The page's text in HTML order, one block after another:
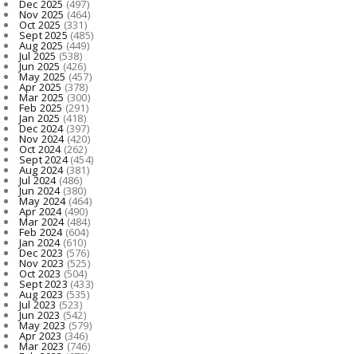
Dec 2025 (497)
Nov 2025 (464)
Oct 2025 (331)
Sept 2025 (485)
Aug 2025 (449)
Jul 2025 (538)
Jun 2025(426)
May 2025(457)
Apr 2025 (378)
Mar 2025 (300)
Feb 2025 (291)
Jan 2025 (418)
Dec 2024(397)
Nov 2024(420)
Oct 2024(262)
Sept 2024(454)
Aug 2024(381)
Jul 2024(486)
Jun 2024(380)
May 2024(464)
Apr 2024(490)
Mar 2024(484)
Feb 2024(604)
Jan 2024(610)
Dec 2023(576)
Nov 2023 (525)
Oct 2023 (504)
Sept 2023 (433)
Aug 2023 (535)
Jul 2023 (523)
Jun 2023(542)
May 2023(579)
Apr 2023 (346)
Mar 2023 (746)